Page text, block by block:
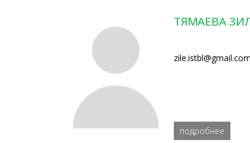
ТЯМАЕВА
zile.istbl@gmail.com
подробнее